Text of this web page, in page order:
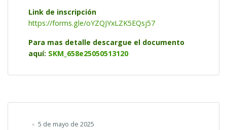
Link de inscripción
https://forms.gle/oYZQJYxLZK5EQsj57
Para mas detalle descargue el documento
aquí: SKM_658e25050513120
5 de mayo de 2025